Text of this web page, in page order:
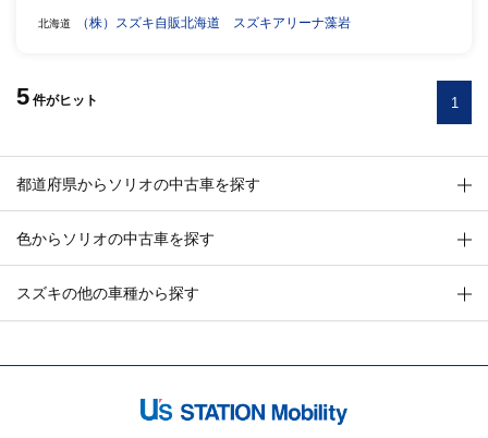
北海道 （株）スズキ自販北海道 スズキアリーナ藻岩
5 件がヒット 1
都道府県からソリオの中古車を探す
色からソリオの中古車を探す
スズキの他の車種から探す